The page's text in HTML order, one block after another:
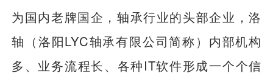
为国内老牌国企，轴承行业的头部企业，洛
轴（洛阳LYC轴承有限公司简称）内部机构
多、业务流程长、各种IT软件形成一个个信